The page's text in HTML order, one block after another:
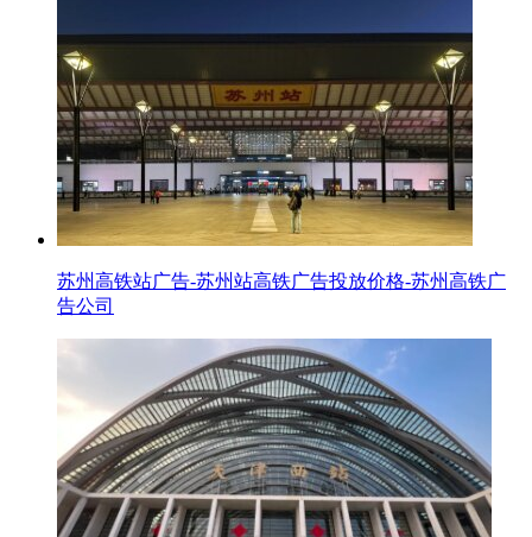
苏州高铁站广告-苏州站高铁广告投放价格-苏州高铁广
告公司